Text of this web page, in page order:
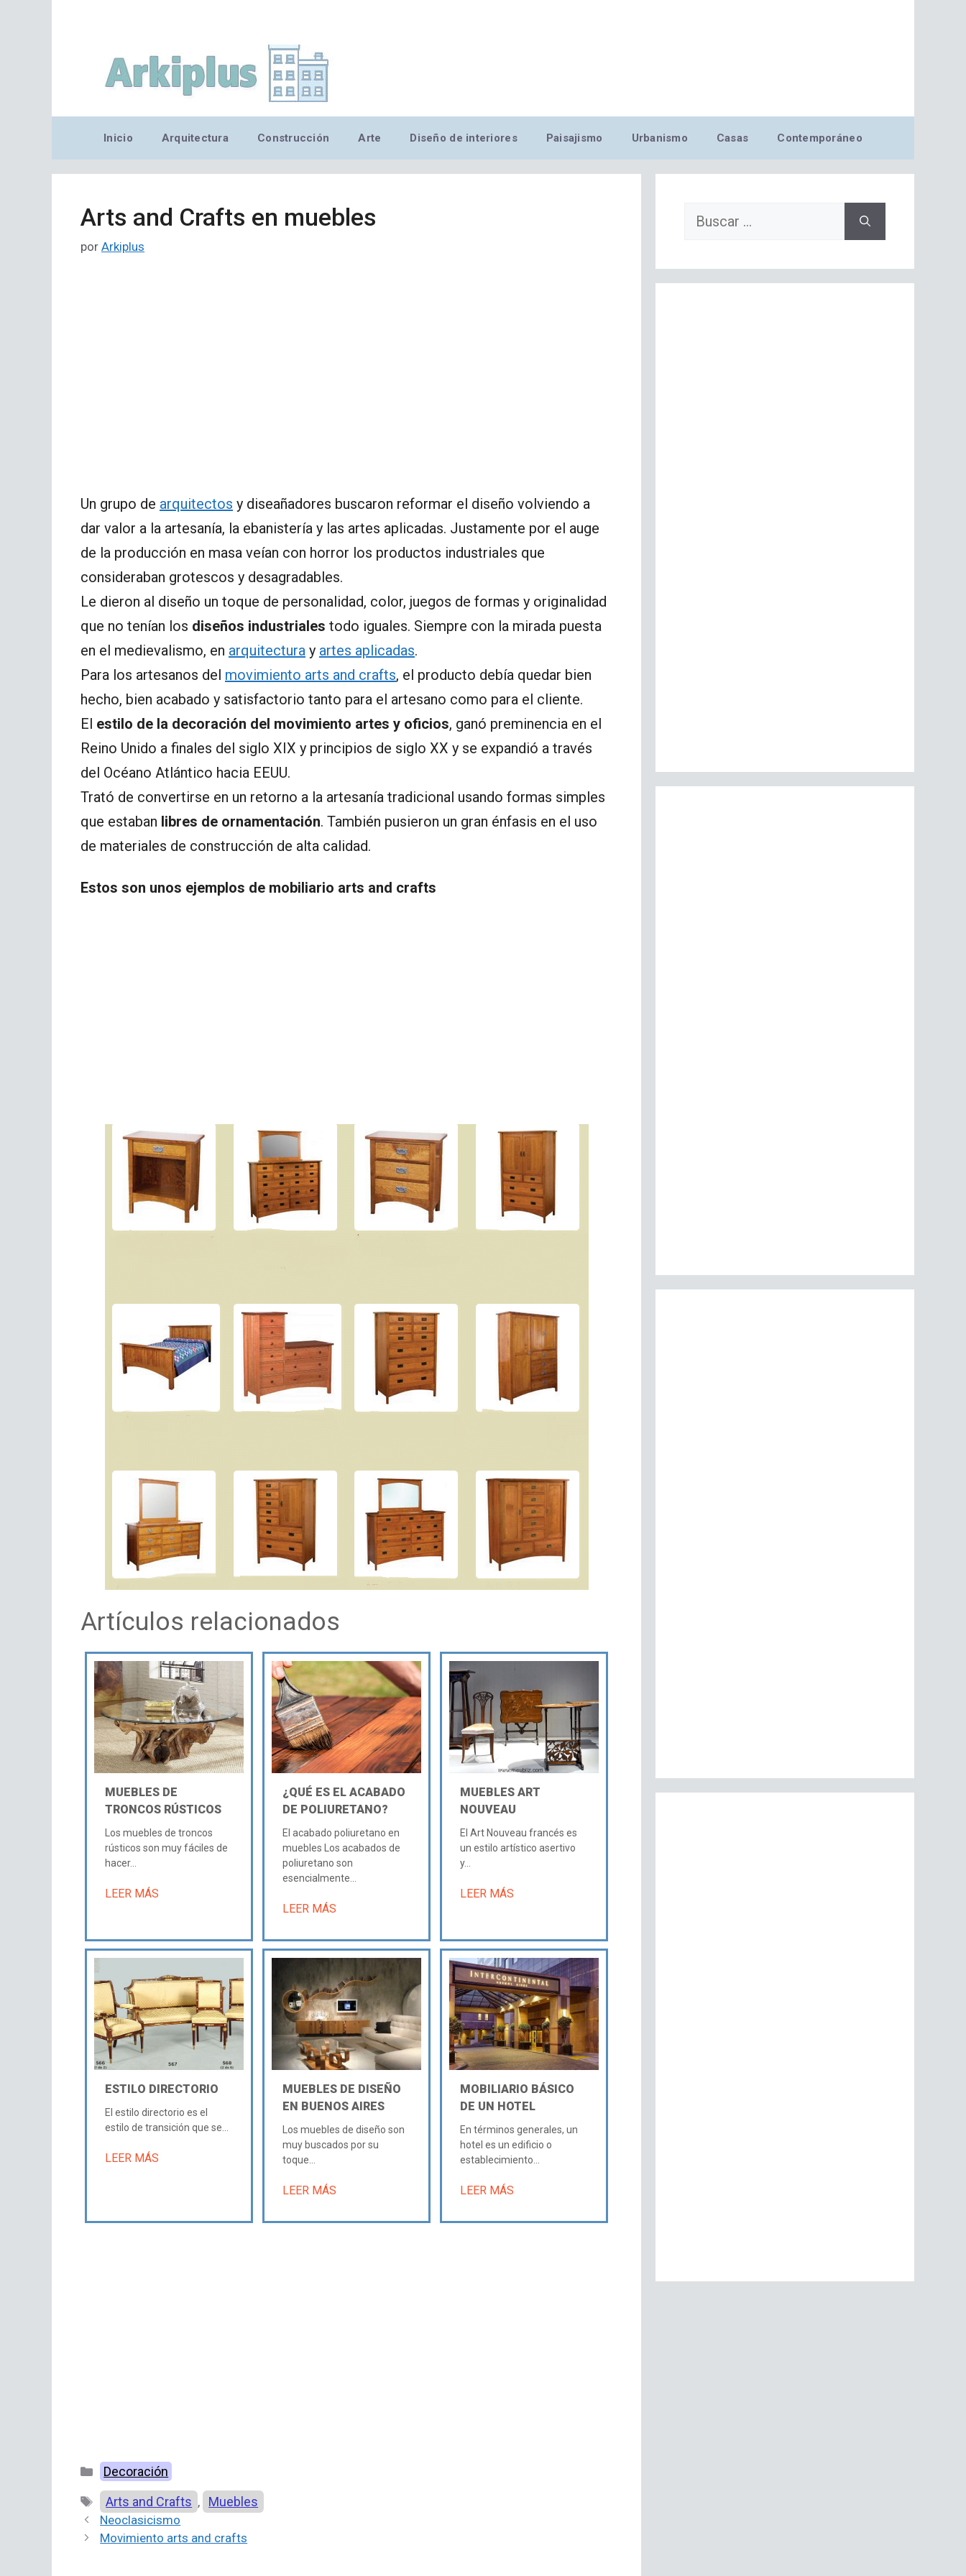
Inicio Arquitectura Construcción Arte Diseño de interiores Paisajismo Urbanismo Casas Contemporáneo
Arts and Crafts en muebles
por Arkiplus
Un grupo de arquitectos y diseañadores buscaron reformar el diseño volviendo a
dar valor a la artesanía, la ebanistería y las artes aplicadas. Justamente por el auge
de la producción en masa veían con horror los productos industriales que
consideraban grotescos y desagradables.
Le dieron al diseño un toque de personalidad, color, juegos de formas y originalidad
que no tenían los diseños industriales todo iguales. Siempre con la mirada puesta
en el medievalismo, en arquitectura y artes aplicadas.
Para los artesanos del movimiento arts and crafts, el producto debía quedar bien
hecho, bien acabado y satisfactorio tanto para el artesano como para el cliente.
El estilo de la decoración del movimiento artes y oficios, ganó preminencia en el
Reino Unido a finales del siglo XIX y principios de siglo XX y se expandió a través
del Océano Atlántico hacia EEUU.
Trató de convertirse en un retorno a la artesanía tradicional usando formas simples
que estaban libres de ornamentación. También pusieron un gran énfasis en el uso
de materiales de construcción de alta calidad.
Estos son unos ejemplos de mobiliario arts and crafts
Artículos relacionados
MUEBLES DE
TRONCOS RÚSTICOS
Los muebles de troncos
rústicos son muy fáciles de
hacer...
LEER MÁS
¿QUÉ ES EL ACABADO
DE POLIURETANO?
El acabado poliuretano en
muebles Los acabados de
poliuretano son
esencialmente...
LEER MÁS
MUEBLES ART
NOUVEAU
El Art Nouveau francés es
un estilo artístico asertivo
y...
LEER MÁS
ESTILO DIRECTORIO
El estilo directorio es el
estilo de transición que se...
LEER MÁS
MUEBLES DE DISEÑO
EN BUENOS AIRES
Los muebles de diseño son
muy buscados por su
toque...
LEER MÁS
MOBILIARIO BÁSICO
DE UN HOTEL
En términos generales, un
hotel es un edificio o
establecimiento...
LEER MÁS
Categorías
Decoración
Etiquetas
Arts and Crafts , Muebles
Neoclasicismo
Movimiento arts and crafts
Buscar: